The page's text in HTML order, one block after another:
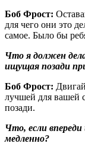
Боб Фрост:
для чего они это
самое. Было бы
Что я должен
ищущая позади
Боб Фрост:
лучшей для вашей
позади.
Что, если
медленно?